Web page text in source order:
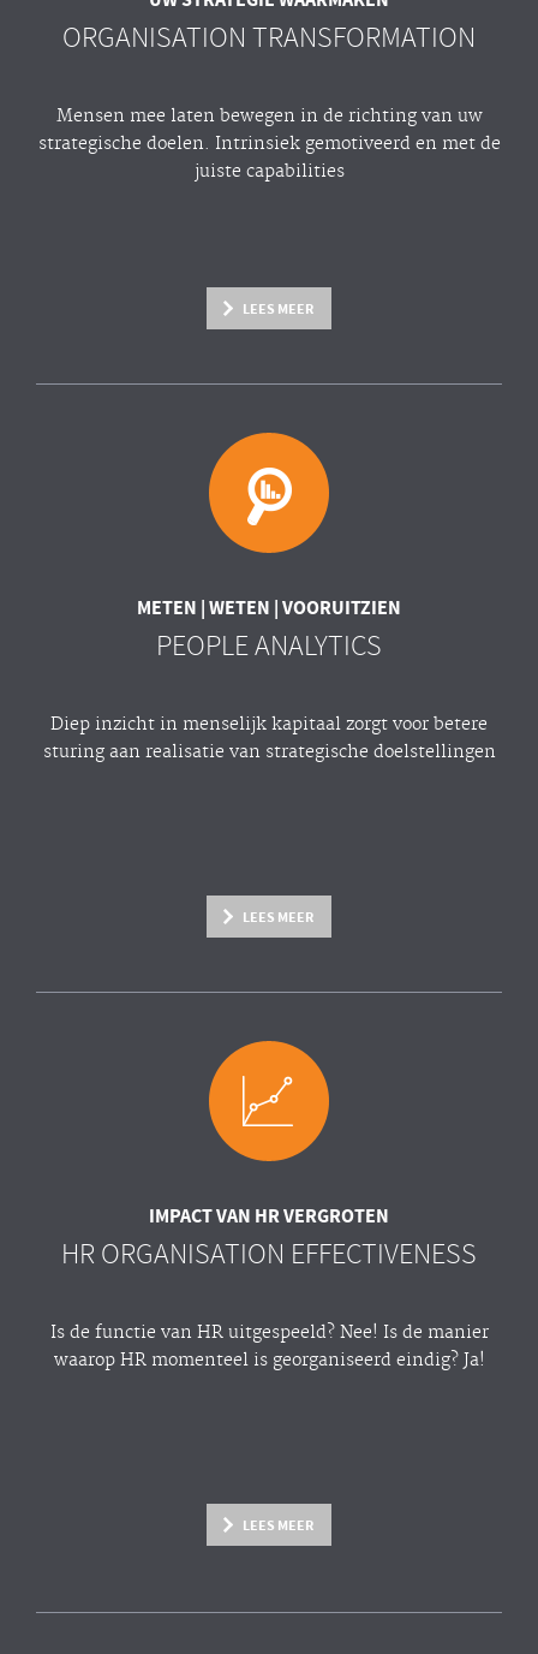
ORGANISATION TRANSFORMATION
Mensen mee laten bewegen in de richting van uw
strategische doelen. Intrinsiek gemotiveerd en met de
juiste capabilities
LEES MEER
METEN | WETEN | VOORUITZIEN
PEOPLE ANALYTICS
Diep inzicht in menselijk kapitaal zorgt voor betere
sturing aan realisatie van strategische doelstellingen
LEES MEER
IMPACT VAN HR VERGROTEN
HR ORGANISATION EFFECTIVENESS
Is de functie van HR uitgespeeld? Nee! Is de manier
waarop HR momenteel is georganiseerd eindig? Ja!
LEES MEER